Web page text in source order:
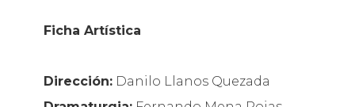
Ficha Artística
Dirección:Danilo Llanos Quezada